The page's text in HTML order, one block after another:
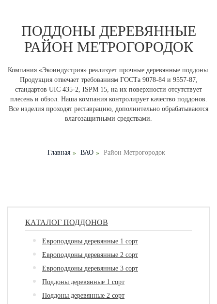
ПОДДОНЫ ДЕРЕВЯННЫЕ
РАЙОН МЕТРОГОРОДОК
Компания «Экоиндустрия» реализует прочные деревянные поддоны.
Продукция отвечает требованиям ГОСТа 9078-84 и 9557-87,
стандартов UIC 435-2, ISPM 15, на их поверхности отсутствует
плесень и обзол. Наша компания контролирует качество поддонов.
Все изделия проходят реставрацию, дополнительно обрабатываются
влагозащитными средствами.
Главная ВАО Район Метрогородок
КАТАЛОГ ПОДДОНОВ
Европоддоны деревянные 1 сорт
Европоддоны деревянные 2 сорт
Европоддоны деревянные 3 сорт
Поддоны деревянные 1 сорт
Поддоны деревянные 2 сорт